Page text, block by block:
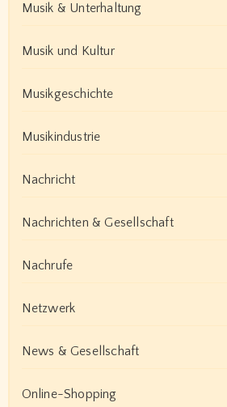
Musik & Unterhaltung
Musik und Kultur
Musikgeschichte
Musikindustrie
Nachricht
Nachrichten & Gesellschaft
Nachrufe
Netzwerk
News & Gesellschaft
Online-Shopping